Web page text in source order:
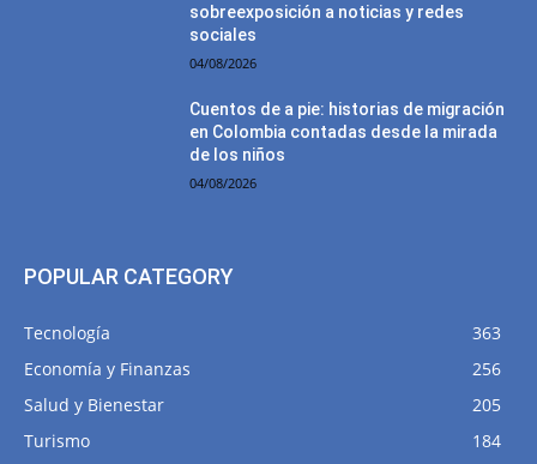
sobreexposición a noticias y redes
sociales
04/08/2026
Cuentos de a pie: historias de migración
en Colombia contadas desde la mirada
de los niños
04/08/2026
POPULAR CATEGORY
Tecnología
363
Economía y Finanzas
256
Salud y Bienestar
205
Turismo
184